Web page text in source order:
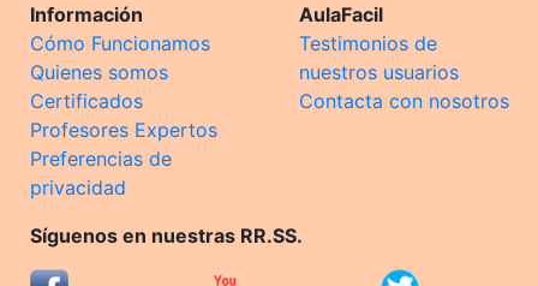
Información
Cómo Funcionamos
Quienes somos
Certificados
Profesores Expertos
Preferencias de
privacidad
AulaFacil
Testimonios de
nuestros usuarios
Contacta con nosotros
Síguenos en nuestras RR.SS.